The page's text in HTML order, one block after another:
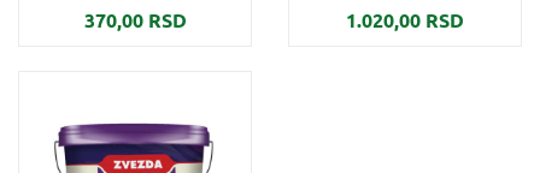
370,00 RSD 1.020,00 RSD